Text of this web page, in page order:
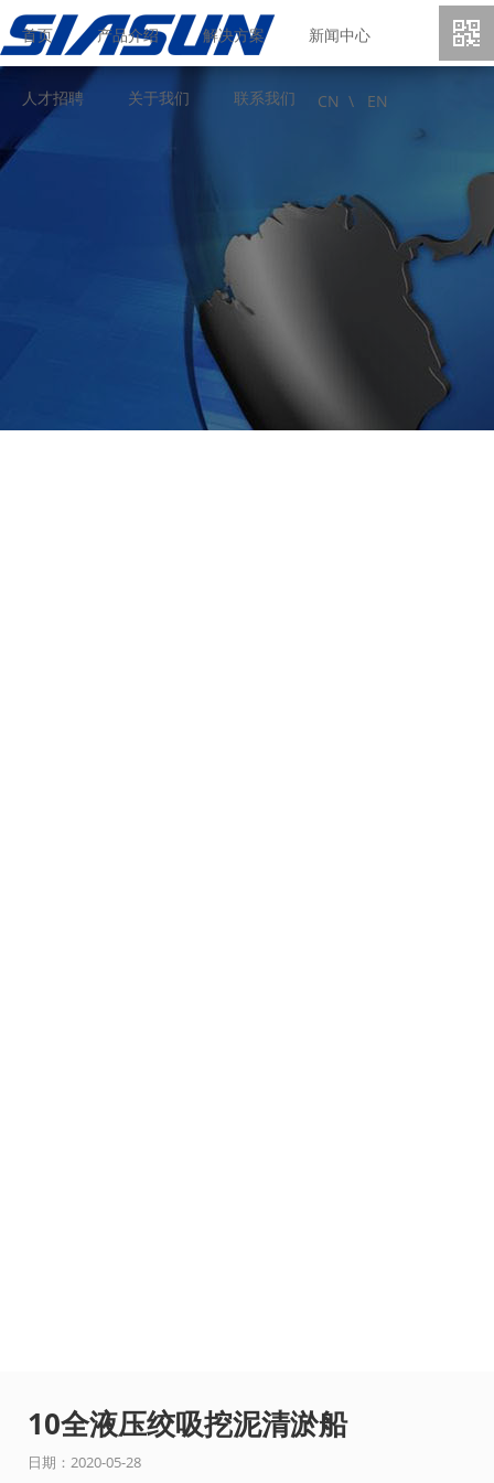
首页 产品介绍 解决方案 新闻中心
人才招聘 关于我们 联系我们 CN \ EN
10全液压绞吸挖泥清淤船
日期：2020-05-28